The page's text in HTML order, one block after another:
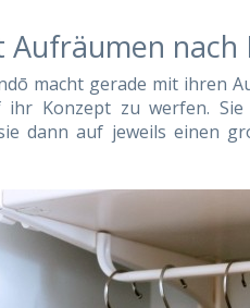
nach
macht gerade mit ihren
Konzept zu werfen.
dann auf jeweils einen